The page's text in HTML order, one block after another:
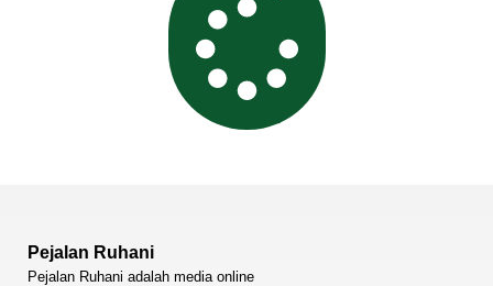
Pejalan Ruhani
Pejalan Ruhani adalah media online